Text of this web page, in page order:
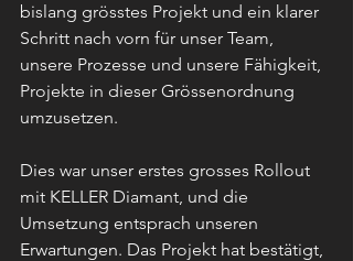
bislang grösstes Projekt und ein klarer
Schritt nach vorn für unser Team,
unsere Prozesse und unsere Fähigkeit,
Projekte in dieser Grössenordnung
umzusetzen.
Dies war unser erstes grosses Rollout
mit KELLER Diamant, und die
Umsetzung entsprach unseren
Erwartungen. Das Projekt hat bestätigt,